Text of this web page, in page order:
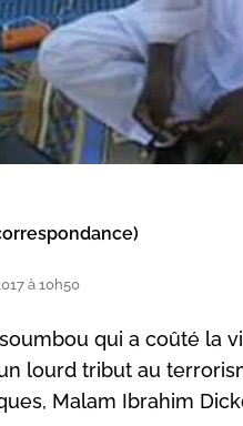
à 10h50
qui a coûté la
lourd tribut au
Malam Ibrahim